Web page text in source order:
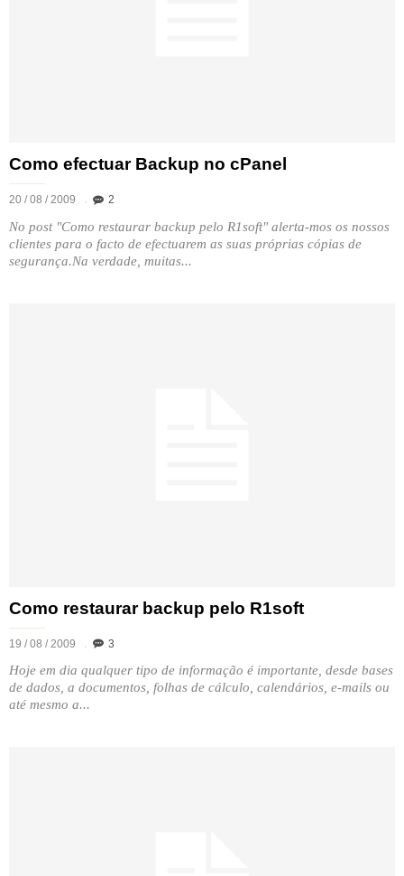
Como efectuar Backup no cPanel
20 / 08 / 2009 2
No post "Como restaurar backup pelo R1soft" alerta-mos os nossos
clientes para o facto de efectuarem as suas próprias cópias de
segurança.Na verdade, muitas...
Como restaurar backup pelo R1soft
19 / 08 / 2009 3
Hoje em dia qualquer tipo de informação é importante, desde bases
de dados, a documentos, folhas de cálculo, calendários, e-mails ou
até mesmo a...